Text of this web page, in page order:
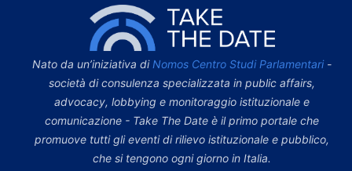
Nato da un’iniziativa di Nomos Centro Studi Parlamentari-
società di consulenza specializzata in public affairs,
advocacy, lobbying e monitoraggio istituzionale e
comunicazione - Take The Date è il primo portale che
promuove tutti gli eventi di rilievo istituzionale e pubblico,
che si tengono ogni giorno in Italia.